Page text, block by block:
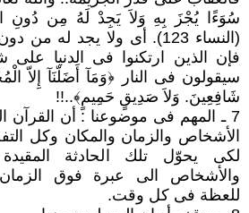
سُوَءًا يُجْزَ بِهِ وَلاَ يَجِدْ لَهُ مِن دُونِ
(النساء 123). أى ولا يجد له
فإن الذين ارتكنوا فى الدنيا على
سيقولون فى النار ﴿وَمَآ أَضَلّنَآ إِلاّ
شَافِعِينَ. وَلاَ صَدِيقٍ حَمِيمٍ﴾..!!
7 ـ المهم فى موضوعنا : أن القرآن
الأشخاص والزمان والمكان وكل
لكى يحوّل تلك الحادثة المقيدة
والأشخاص الى عبرة فوق
للعظة فى كل وقت.